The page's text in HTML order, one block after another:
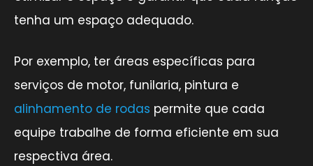
tenha um espaço adequado.
Por exemplo, ter áreas específicas para
serviços de motor, funilaria, pintura e
alinhamento de rodas permite que cada
equipe trabalhe de forma eficiente em sua
respectiva área.